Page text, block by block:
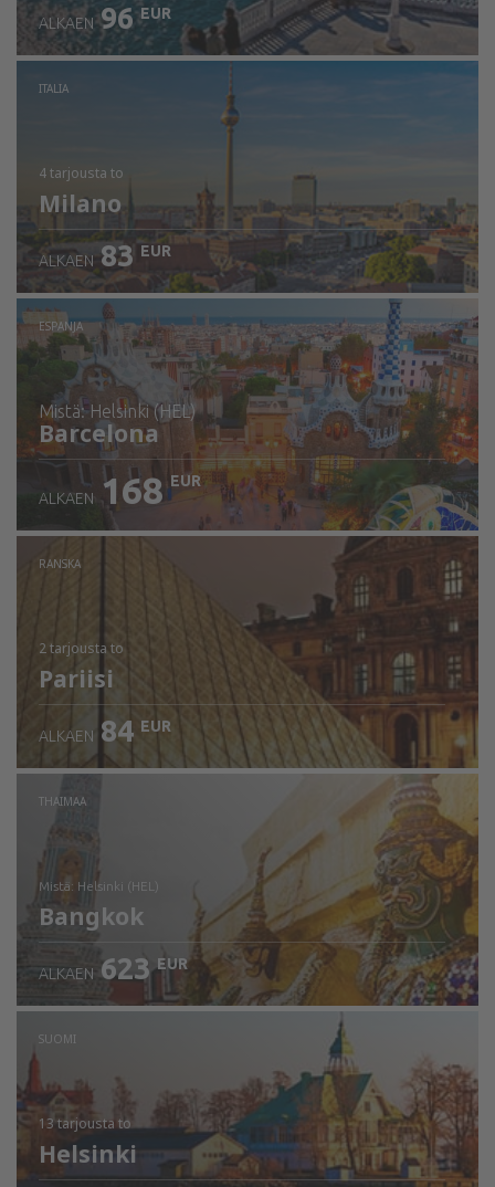
ALKAEN 96 EUR
ITALIA
4 tarjousta to
Milano
ALKAEN 83 EUR
ESPANJA
mistä: Helsinki (HEL)
Barcelona
Tarkista tiedot
ALKAEN 168 EUR
RANSKA
2 tarjousta to
Pariisi
ALKAEN 84 EUR
THAIMAA
mistä: Helsinki (HEL)
Bangkok
Tarkista tiedot
ALKAEN 623 EUR
SUOMI
13 tarjousta to
Helsinki